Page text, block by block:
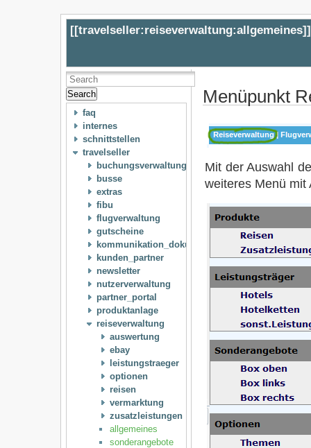
[[travelseller:reiseverwaltung:allgemeines]]
Search
faq
internes
schnittstellen
travelseller
buchungsverwaltung
busse
extras
fibu
flugverwaltung
gutscheine
kommunikation_dokumente
kunden_partner
newsletter
nutzerverwaltung
partner_portal
produktanlage
reiseverwaltung
auswertung
ebay
leistungstraeger
optionen
reisen
vermarktung
zusatzleistungen
allgemeines
sonderangebote
Menüpunkt
Mit der Auswahl
weiteres Menü mit